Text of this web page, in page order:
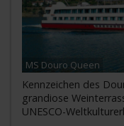
MS Douro Queen
Kennzeichen des
grandiose
UNESCO-